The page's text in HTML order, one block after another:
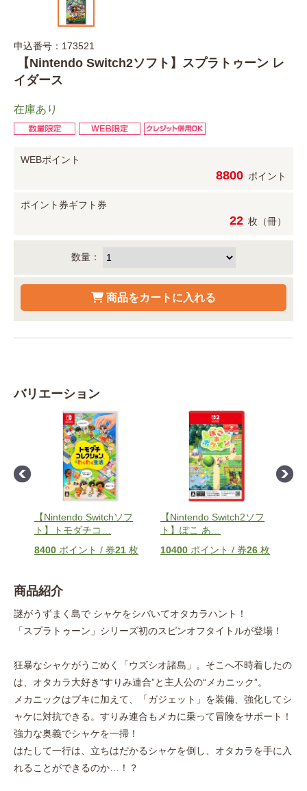
申込番号：173521
【Nintendo Switch2ソフト】スプラトゥーン レ
イダース
在庫あり
WEBポイント
8800 ポイント
ポイント券ギフト券
22 枚（冊）
数量：
バリエーション
【Nintendo Switchソフ
ト】トモダチコ
8400 ポイント / 券21 枚
【Nintendo Switch2ソフ
ト】ぽこ あ
10400 ポイント / 券26 枚
商品紹介
謎がうずまく島で シャケをシバいてオタカラハント！
「スプラトゥーン」シリーズ初のスピンオフタイトルが登場！
狂暴なシャケがうごめく「ウズシオ諸島」。そこへ不時着したの
は、オタカラ大好き“すりみ連合”と主人公の“メカニック”。
メカニックはブキに加えて、「ガジェット」を装備、強化してシ
ャケに対抗できる。すりみ連合もメカに乗って冒険をサポート！
強力な奥義でシャケを一掃！
はたして一行は、立ちはだかるシャケを倒し、オタカラを手に入
れることができるのか…！？